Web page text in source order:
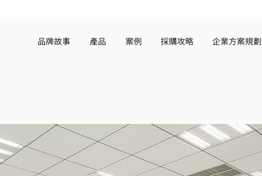
品牌故事 產品 案例 採購攻略 企業方案規劃